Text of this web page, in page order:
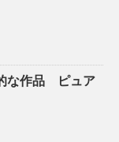
な作品 ピュア